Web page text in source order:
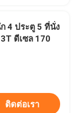
4 ประตู 5 ที่นั่ง
ดีเซล 170
ติดต่อเรา